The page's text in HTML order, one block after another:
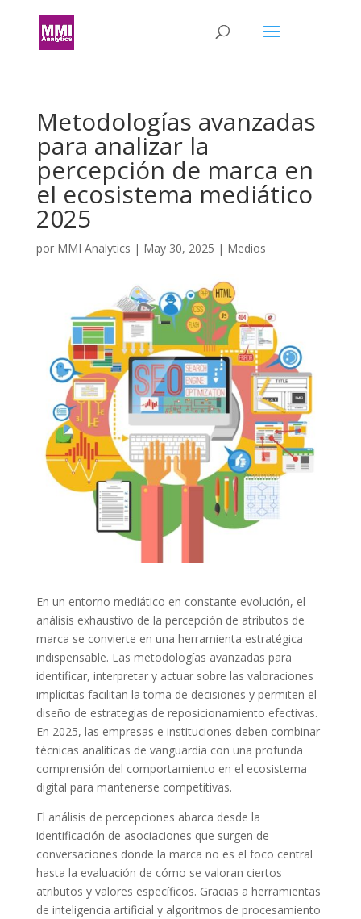
Metodologías avanzadas
para analizar la
percepción de marca en
el ecosistema mediático
2025
por MMI Analytics | May 30, 2025 | Medios
En un entorno mediático en constante evolución, el
análisis exhaustivo de la percepción de atributos de
marca se convierte en una herramienta estratégica
indispensable. Las metodologías avanzadas para
identificar, interpretar y actuar sobre las valoraciones
implícitas facilitan la toma de decisiones y permiten el
diseño de estrategias de reposicionamiento efectivas.
En 2025, las empresas e instituciones deben combinar
técnicas analíticas de vanguardia con una profunda
comprensión del comportamiento en el ecosistema
digital para mantenerse competitivas.
El análisis de percepciones abarca desde la
identificación de asociaciones que surgen de
conversaciones donde la marca no es el foco central
hasta la evaluación de cómo se valoran ciertos
atributos y valores específicos. Gracias a herramientas
de inteligencia artificial y algoritmos de procesamiento